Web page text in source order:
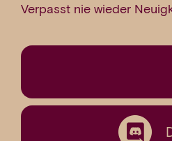
Verpasst nie wieder